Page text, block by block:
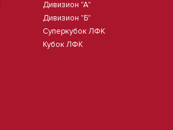
Дивизион "А"
Дивизион "Б"
Суперкубок ЛФК
Кубок ЛФК